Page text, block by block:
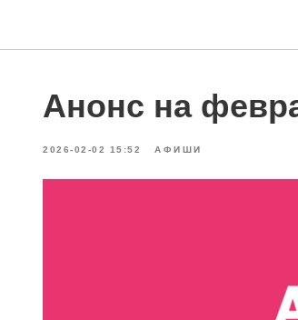
Анонс на
2026-02-02 15:52 АФИШИ